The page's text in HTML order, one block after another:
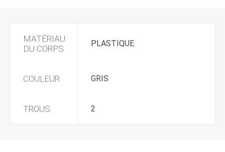
MATÉRIAU
DU CORPS
PLASTIQUE
COULEUR GRIS
TROUS 2